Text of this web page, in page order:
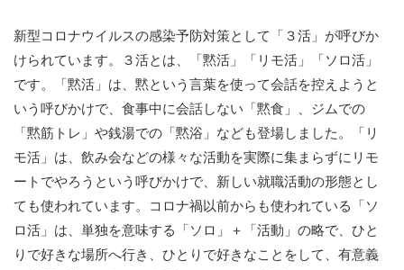
新型コロナウイルスの感染予防対策として「３活」が呼びか
けられています。３活とは、「黙活」「リモ活」「ソロ活」
です。「黙活」は、黙という言葉を使って会話を控えようと
いう呼びかけで、食事中に会話しない「黙食」、ジムでの
「黙筋トレ」や銭湯での「黙浴」なども登場しました。「リ
モ活」は、飲み会などの様々な活動を実際に集まらずにリモ
ートでやろうという呼びかけで、新しい就職活動の形態とし
ても使われています。コロナ禍以前からも使われている「ソ
ロ活」は、単独を意味する「ソロ」＋「活動」の略で、ひと
りで好きな場所へ行き、ひとりで好きなことをして、有意義